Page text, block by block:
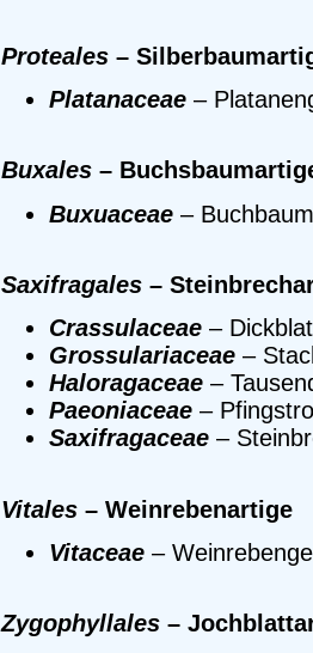
Proteales –
Platanaceae –
Buxales –
Buxuaceae –
Saxifragales –
Crassulaceae –
Grossulariaceae –
Haloragaceae –
Paeoniaceae –
Saxifragaceae –
Vitales – Weinrebenartige
Vitaceae –
Zygophyllales –